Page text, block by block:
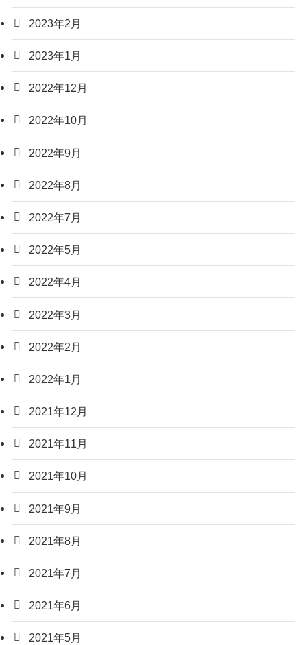
2023年2月
2023年1月
2022年12月
2022年10月
2022年9月
2022年8月
2022年7月
2022年5月
2022年4月
2022年3月
2022年2月
2022年1月
2021年12月
2021年11月
2021年10月
2021年9月
2021年8月
2021年7月
2021年6月
2021年5月